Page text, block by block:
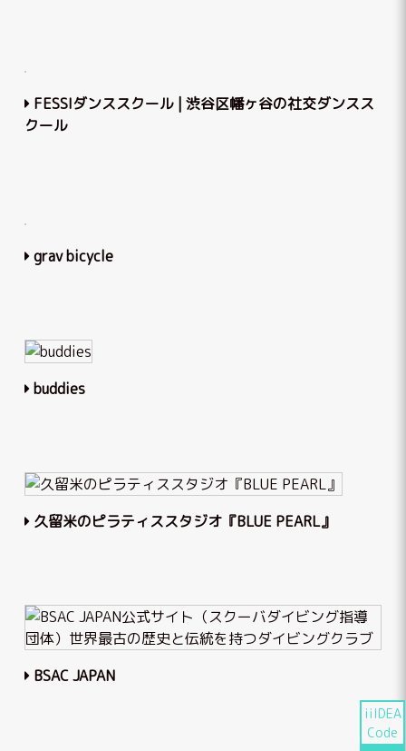
iiIDEA
Code
FESSIダンススクール | 渋谷区幡ヶ谷の社交ダンスス
クール
grav bicycle
buddies
久留米のピラティススタジオ『BLUE PEARL』
BSAC JAPAN